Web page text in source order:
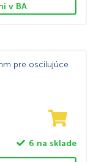
v BA
pre oscilujúce
6 na sklade